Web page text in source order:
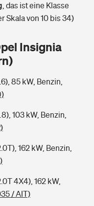
Haus?
deine Kids
ich im Alter?
das ist eine Klasse
Skala von 10 bis 34)
Insignia
85 kW, Benzin,
103 kW, Benzin,
162 kW, Benzin,
4X4), 162 kW,
/ AIT)